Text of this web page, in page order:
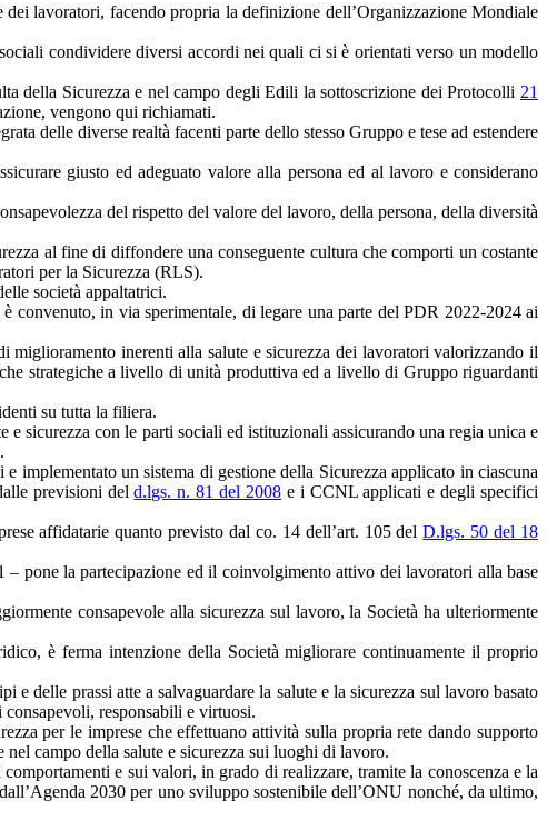
lavoratori, facendo propria la definizione dell’Organizzazione Mondiale
condividere diversi accordi nei quali ci si è orientati verso un modello
della Sicurezza e nel campo degli Edili la sottoscrizione dei Protocolli 21
vengono qui richiamati.
delle diverse realtà facenti parte dello stesso Gruppo e tese ad estendere
giusto ed adeguato valore alla persona ed al lavoro e considerano
del rispetto del valore del lavoro, della persona, della diversità
al fine di diffondere una conseguente cultura che comporti un costante
per la Sicurezza (RLS).
società appaltatrici.
in via sperimentale, di legare una parte del PDR 2022-2024 ai
inerenti alla salute e sicurezza dei lavoratori valorizzando il
strategiche a livello di unità produttiva ed a livello di Gruppo riguardanti
su tutta la filiera.
sicurezza con le parti sociali ed istituzionali assicurando una regia unica e
implementato un sistema di gestione della Sicurezza applicato in ciascuna
previsioni deld.lgs. n. 81 del 2008e i CCNL applicati e degli specifici
affidatarie quanto previsto dal co. 14 dell’art. 105 delD.lgs. 50 del 18
pone la partecipazione ed il coinvolgimento attivo dei lavoratori alla base
consapevole alla sicurezza sul lavoro, la Società ha ulteriormente
è ferma intenzione della Società migliorare continuamente il proprio
delle prassi atte a salvaguardare la salute e la sicurezza sul lavoro basato
responsabili e virtuosi.
per le imprese che effettuano attività sulla propria rete dando supporto
campo della salute e sicurezza sui luoghi di lavoro.
e sui valori, in grado di realizzare, tramite la conoscenza e la
2030 per uno sviluppo sostenibile dell’ONU nonché, da ultimo,